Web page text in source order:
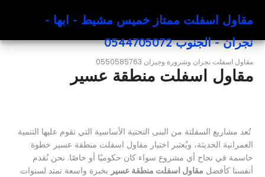
مقاول اسفلت ممتاز خميس مشيط - ابها -
نجران - الجنوب 0544705072
مقاول اسفلت نجران وشرورة وجيزان 0550585763
مقاول اسفلت منطقة عسير
تُعد مشاريع السفلتة من البنى التحتية الأساسية التي تقوم عليها التنمية
العمرانية الحديثة، ويُعتبر اختيار مقاول اسفلت منطقة عسير خطوة
حاسمة في نجاح أي مشروع سواء كان حكوميًا أو خاصًا. نحن نُقدم
أنفسنا كأفضل مقاول اسفلت منطقة عسير بخبرة واسعة تمتد لسنوات